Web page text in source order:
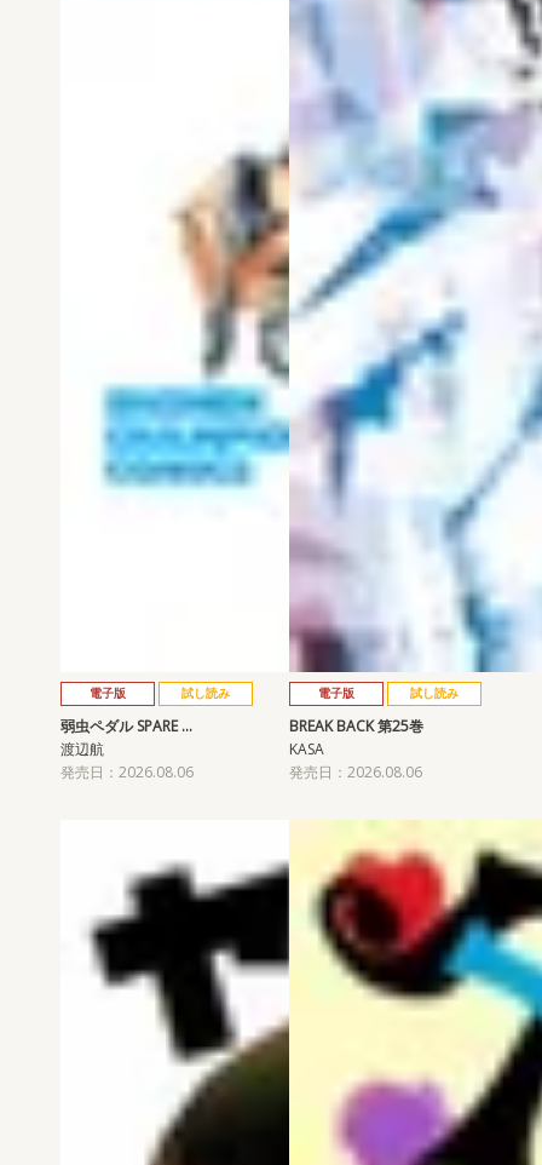
電子版 試し読み
弱虫ペダル SPARE …
渡辺航
発売日：2026.08.06
電子版 試し読み
BREAK BACK 第25巻
KASA
発売日：2026.08.06